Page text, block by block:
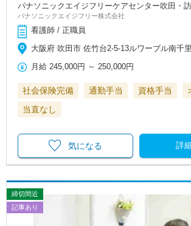
パナソニックエイジフリーケアセンター吹田・
パナソニックエイジフリー株式会社
看護師 / 正職員
大阪府 吹田市 佐竹台2-5-13ルワーブル南千
月給 245,000円 ～ 250,000円
社会保険完備 通勤手当 資格手当
当直なし
詳
気になる
締切間近
記事あり